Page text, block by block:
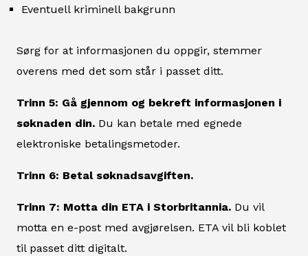
Eventuell kriminell bakgrunn
Sørg for at informasjonen du oppgir, stemmer
overens med det som står i passet ditt.
Trinn 5: Gå gjennom og bekreft informasjonen i
søknaden din. Du kan betale med egnede
elektroniske betalingsmetoder.
Trinn 6: Betal søknadsavgiften.
Trinn 7: Motta din ETA i Storbritannia. Du vil
motta en e-post med avgjørelsen. ETA vil bli koblet
til passet ditt digitalt.